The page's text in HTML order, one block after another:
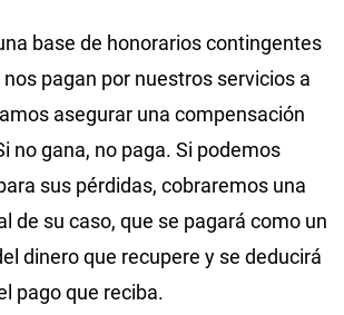
base de honorarios contingentes
pagan por nuestros servicios a
asegurar una compensación
no gana, no paga. Si podemos
sus pérdidas, cobraremos una
de su caso, que se pagará como un
dinero que recupere y se deducirá
pago que reciba.